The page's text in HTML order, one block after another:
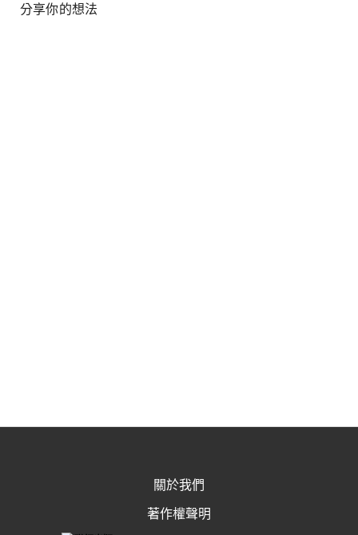
分享你的想法
關於我們
著作權聲明